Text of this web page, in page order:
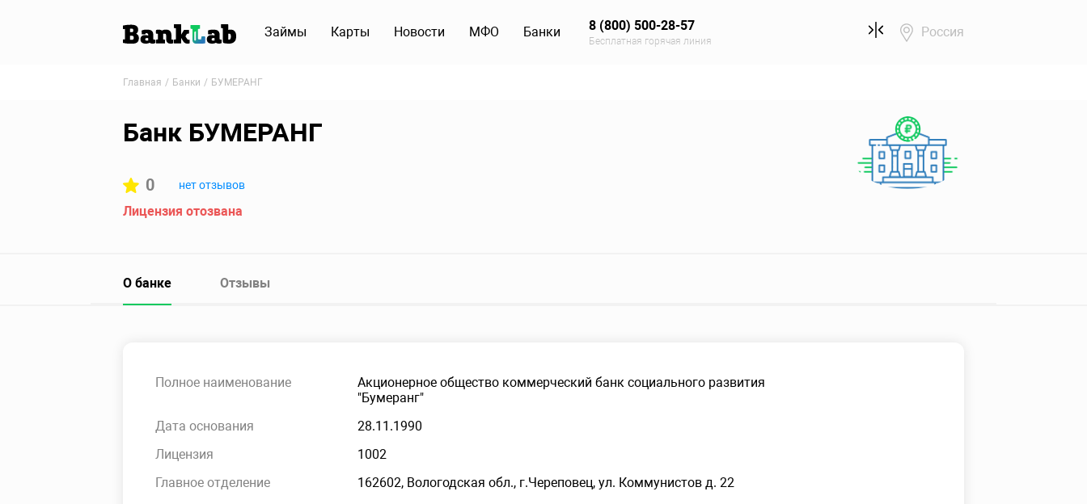
Займы Карты Новости МФО Банки 8 (800) 500-28-57
Бесплатная горячая линия
Россия
Главная Банки БУМЕРАНГ
Банк БУМЕРАНГ
0 нет отзывов
Лицензия отозвана
О банке Отзывы
Полное наименование
Акционерное общество коммерческий банк социального развития
"Бумеранг"
Дата основания
28.11.1990
Лицензия
1002
Главное отделение
162602, Вологодская обл., г.Череповец, ул. Коммунистов д. 22